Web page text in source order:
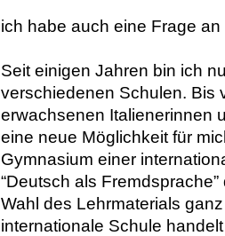
ich habe auch eine Frage an
Seit einigen Jahren bin ich
verschiedenen Schulen. Bis
erwachsenen Italienerinnen
eine neue Möglichkeit für
Gymnasium einer
“Deutsch als
Wahl des Lehrmaterials
internationale Schule